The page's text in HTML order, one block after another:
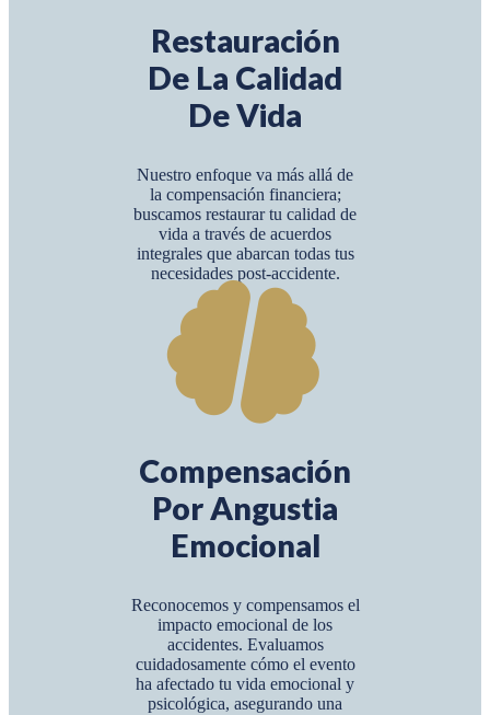
Restauración
De La Calidad
De Vida
Nuestro enfoque va más allá de
la compensación financiera;
buscamos restaurar tu calidad de
vida a través de acuerdos
integrales que abarcan todas tus
necesidades post-accidente.
Compensación
Por Angustia
Emocional
Reconocemos y compensamos el
impacto emocional de los
accidentes. Evaluamos
cuidadosamente cómo el evento
ha afectado tu vida emocional y
psicológica, asegurando una